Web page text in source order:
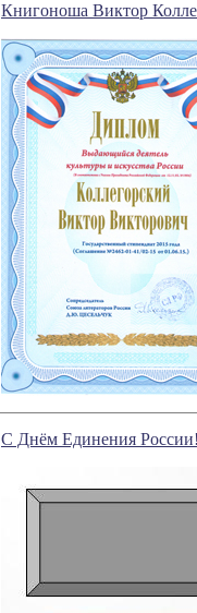
Книгоноша Виктор
С Днём Единения России!